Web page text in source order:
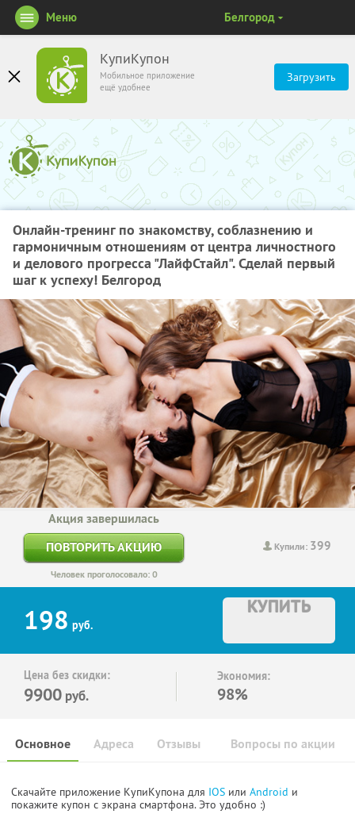
КупиКупон
Мобильное приложение
ещё удобнее
Загрузить
Меню Белгород
Онлайн-тренинг по знакомству, соблазнению и
гармоничным отношениям от центра личностного
и делового прогресса "ЛайфСтайл". Сделай первый
шаг к успеху! Белгород
Купили: 399
Акция завершилась
ПОВТОРИТЬ АКЦИЮ
Человек проголосовало: 0
198 руб.
КУПИТЬ
Цена без скидки:
9900 руб.
Экономия:
98%
Основное Отзывы Вопросы по акции
Адреса
Скачайте приложение КупиКупона для IOS или Android и
покажите купон с экрана смартфона. Это удобно :)